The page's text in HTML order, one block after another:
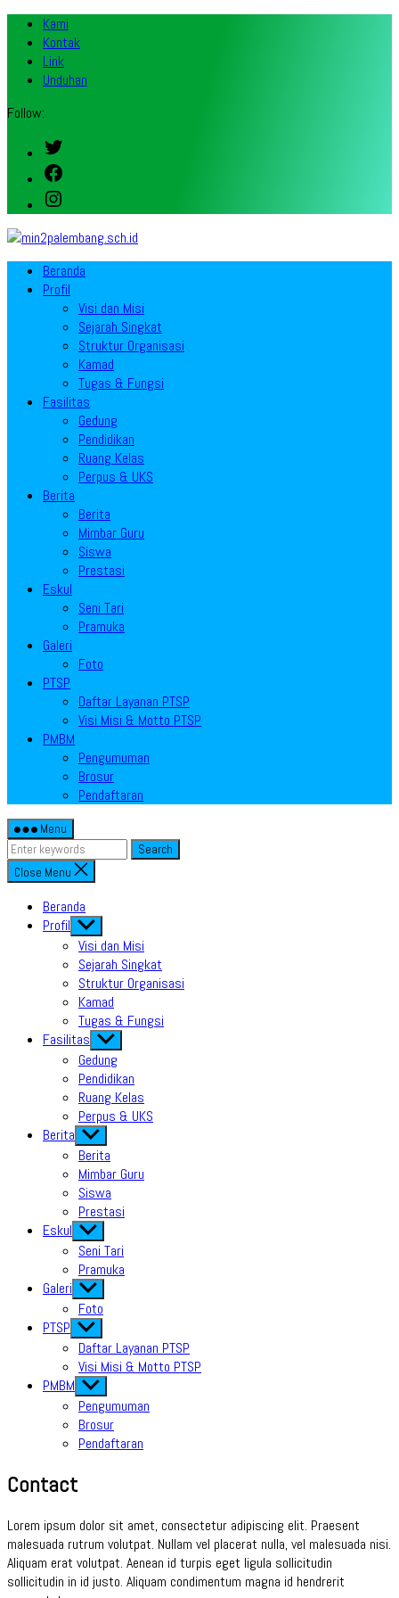
Kami
Kontak
Link
Unduhan
Follow:
Twitter
Facebook
Instagram
Beranda
Profil
Visi dan Misi
Sejarah Singkat
Struktur Organisasi
Kamad
Tugas & Fungsi
Fasilitas
Gedung
Pendidikan
Ruang Kelas
Perpus & UKS
Berita
Berita
Mimbar Guru
Siswa
Prestasi
Eskul
Seni Tari
Pramuka
Galeri
Foto
PTSP
Daftar Layanan PTSP
Visi Misi & Motto PTSP
PMBM
Pengumuman
Brosur
Pendaftaran
Menu
Search
Close Menu
Beranda
Profil Show
sub
menu
Visi dan Misi
Sejarah Singkat
Struktur Organisasi
Kamad
Tugas & Fungsi
Fasilitas Show
sub
menu
Gedung
Pendidikan
Ruang Kelas
Perpus & UKS
Berita Show
sub
menu
Berita
Mimbar Guru
Siswa
Prestasi
Eskul Show
sub
menu
Seni Tari
Pramuka
Galeri Show
sub
menu
Foto
PTSP Show
sub
menu
Daftar Layanan PTSP
Visi Misi & Motto PTSP
PMBM Show
sub
menu
Pengumuman
Brosur
Pendaftaran
Contact
Lorem ipsum dolor sit amet, consectetur adipiscing elit. Praesent
malesuada rutrum volutpat. Nullam vel placerat nulla, vel malesuada nisi.
Aliquam erat volutpat. Aenean id turpis eget ligula sollicitudin
sollicitudin in id justo. Aliquam condimentum magna id hendrerit